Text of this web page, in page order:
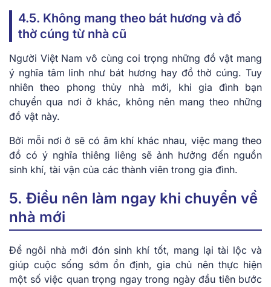
4.5. Không mang theo bát hương và đồ
thờ cúng từ nhà cũ
Người Việt Nam vô cùng coi trọng những đồ vật mang
ý nghĩa tâm linh như bát hương hay đồ thờ cúng. Tuy
nhiên theo phong thủy nhà mới, khi gia đình bạn
chuyển qua nơi ở khác, không nên mang theo những
đồ vật này.
Bởi mỗi nơi ở sẽ có âm khí khác nhau, việc mang theo
đồ có ý nghĩa thiêng liêng sẽ ảnh hưởng đến nguồn
sinh khí, tài vận của các thành viên trong gia đình.
5. Điều nên làm ngay khi chuyển về
nhà mới
Để ngôi nhà mới đón sinh khí tốt, mang lại tài lộc và
giúp cuộc sống sớm ổn định, gia chủ nên thực hiện
một số việc quan trọng ngay trong ngày đầu tiên bước